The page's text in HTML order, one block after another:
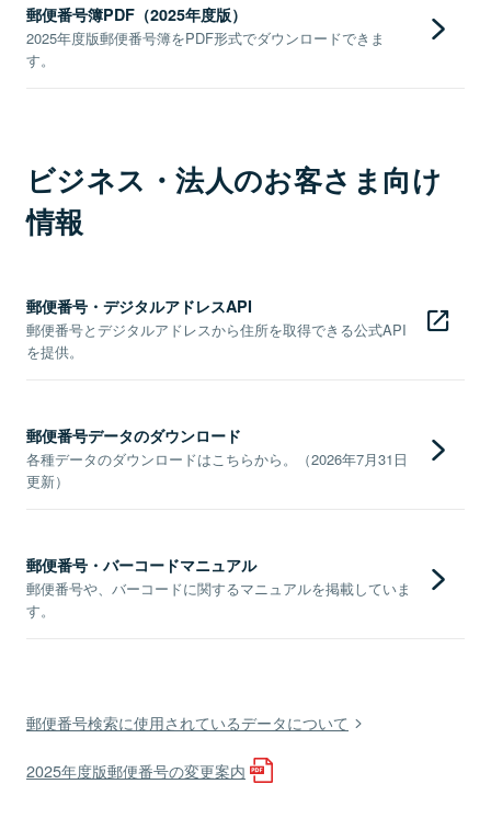
郵便番号簿PDF（2025年度版）
2025年度版郵便番号簿をPDF形式でダウンロードできま
す。
ビジネス・法人のお客さま向け
情報
郵便番号・デジタルアドレスAPI
郵便番号とデジタルアドレスから住所を取得できる公式API
を提供。
郵便番号データのダウンロード
各種データのダウンロードはこちらから。（2026年7月31日
更新）
郵便番号・バーコードマニュアル
郵便番号や、バーコードに関するマニュアルを掲載していま
す。
郵便番号検索に使用されているデータについて
2025年度版郵便番号の変更案内